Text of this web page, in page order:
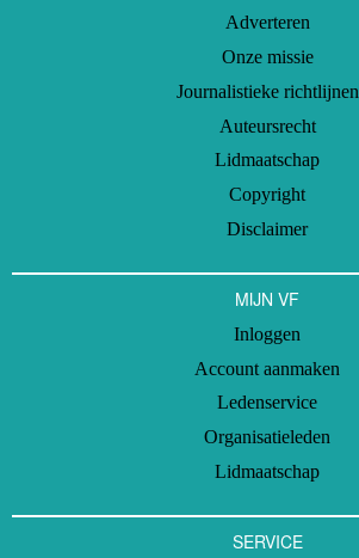
Adverteren
Onze missie
Journalistieke richtlijnen
Auteursrecht
Lidmaatschap
Copyright
Disclaimer
MIJN VF
Inloggen
Account aanmaken
Ledenservice
Organisatieleden
Lidmaatschap
SERVICE